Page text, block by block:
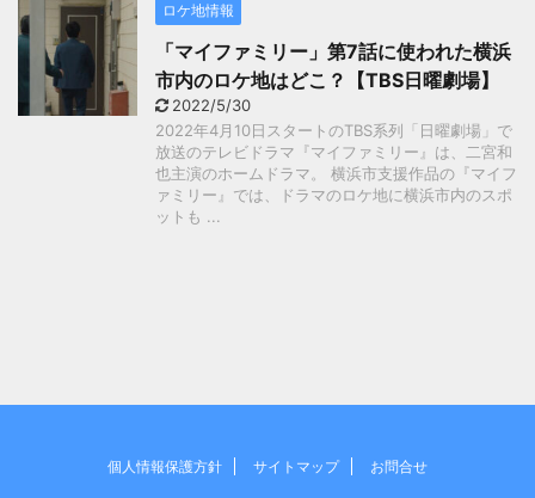
ロケ地情報
「マイファミリー」第7話に使われた横浜
市内のロケ地はどこ？【TBS日曜劇場】
2022/5/30
2022年4月10日スタートのTBS系列「日曜劇場」で
放送のテレビドラマ『マイファミリー』は、二宮和
也主演のホームドラマ。 横浜市支援作品の『マイフ
ァミリー』では、ドラマのロケ地に横浜市内のスポ
ットも ...
個人情報保護方針 サイトマップ お問合せ